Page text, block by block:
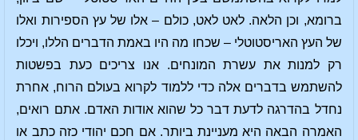
ברומא, וכן הלאה. לאט לאט, כולם – אלו של עץ הספירות ואלו
של העץ האריסטוטלי – שכחו מה היו באמת הדברים הללו, ויכלו
רק למנות את עשרת המונחים. אנו צריכים כעת בפשטות
להשתמש בדברים אלה כדי ללמוד לקרוא בעולם הרוח, אחרת
נחדל בהדרגה לדעת דבר כל שהוא אודות האדם. אתם רואים,
האמרה הבאה היא מעניינת ביותר. אם חכם יהודי כזה כתב או